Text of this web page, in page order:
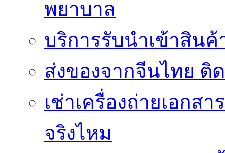
พยาบาล
บริการรับนำเข้าสิน
ส่งของจากจีนไทย ติ
เช่าเครื่องถ่ายเอกส
จริงไหม